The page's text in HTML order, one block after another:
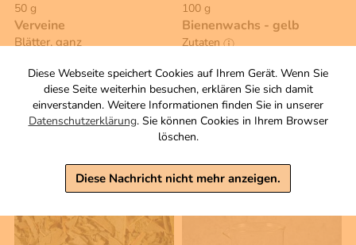
Diese Webseite speichert Cookies auf Ihrem Gerät. Wenn Sie
diese Seite weiterhin besuchen, erklären Sie sich damit
einverstanden. Weitere Informationen finden Sie in unserer
Datenschutzerklärung. Sie können Cookies in Ihrem Browser
löschen.
Diese Nachricht nicht mehr anzeigen.
50 g
Verveine
Blätter, ganz
5,50 €
inkl. MwSt, zzgl. Versand
Grundpreis 1 KG: 110,00 €
100 g
Bienenwachs - gelb
Zutaten
5,00 €
inkl. MwSt, zzgl. Versand
Grundpreis 1 KG: 50,00 €